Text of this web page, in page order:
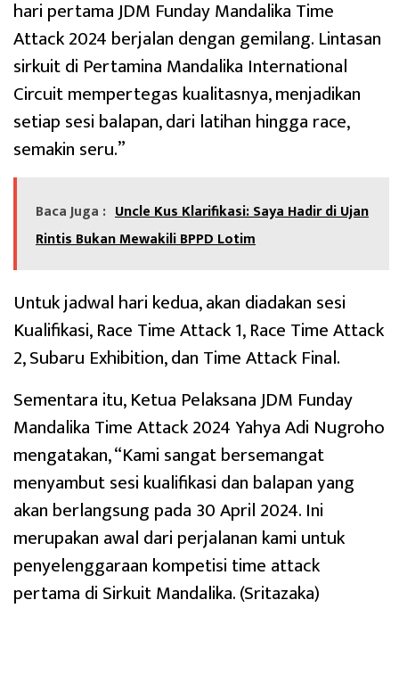
hari pertama JDM Funday Mandalika Time
Attack 2024 berjalan dengan gemilang. Lintasan
sirkuit di Pertamina Mandalika International
Circuit mempertegas kualitasnya, menjadikan
setiap sesi balapan, dari latihan hingga race,
semakin seru.”
Baca Juga : Uncle Kus Klarifikasi: Saya Hadir di Ujan
Rintis Bukan Mewakili BPPD Lotim
Untuk jadwal hari kedua, akan diadakan sesi
Kualifikasi, Race Time Attack 1, Race Time Attack
2, Subaru Exhibition, dan Time Attack Final.
Sementara itu, Ketua Pelaksana JDM Funday
Mandalika Time Attack 2024 Yahya Adi Nugroho
mengatakan, “Kami sangat bersemangat
menyambut sesi kualifikasi dan balapan yang
akan berlangsung pada 30 April 2024. Ini
merupakan awal dari perjalanan kami untuk
penyelenggaraan kompetisi time attack
pertama di Sirkuit Mandalika. (Sritazaka)